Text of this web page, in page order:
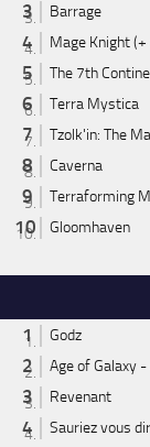
Barrage
Mage Knight (+
The 7th
Terra Mystica
Tzolk'in: The
Caverna
Terraforming
Gloomhaven
Godz
Age of Galaxy
Revenant
Sauriez vous